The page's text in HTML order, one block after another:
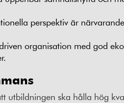
perspektiv är
organisation med god
utbildningen ska hålla hög